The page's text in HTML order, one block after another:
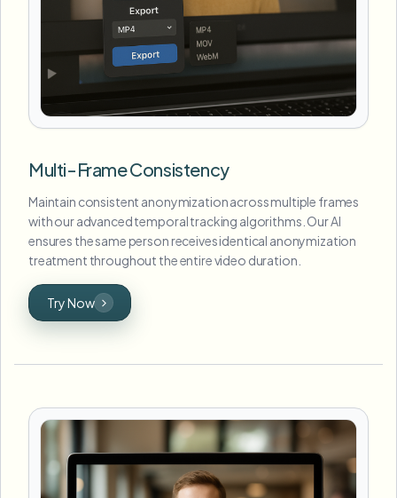
Multi-Frame Consistency
Maintain consistent anonymization across multiple frames
with our advanced temporal tracking algorithms. Our AI
ensures the same person receives identical anonymization
treatment throughout the entire video duration.
Try Now